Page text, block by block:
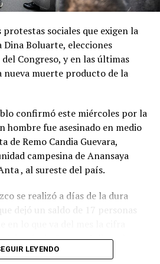
para que la oposición
democrático y en el libre juego
que sentarse a debatir” y pidió
y, por lo tanto, a la sociedad
que a ellos les interesa ”.
Suprema de Justicia y para
el gobierno buscará
proyectos de modificación de
Vial sobre Alcoholemia
de vehículo; y el de de
otros.
sociales que exigen la
Dina Boluarte, elecciones
Congreso, y en las últimas
nueva muerte producto de la
confirmó este miércoles por la
hombre fue asesinado en medio
de Remo Candia Guevara,
campesina de Anansaya
, al sureste del país.
se realizó a días de la dura
dejó un saldo de 17 personas
de Cuzco y Juliaca, las
tienen lugar en Puno y
LEYENDO